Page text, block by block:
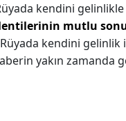
kendini
mutlu
kendini gelinlik
yakın zamanda